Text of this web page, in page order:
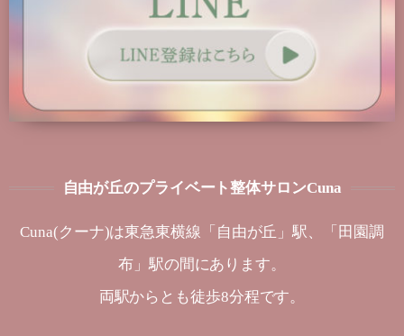
自由が丘のプライベート整体サロンCuna
Cuna(クーナ)は東急東横線「自由が丘」駅、「田園調
布」駅の間にあります。
両駅からとも徒歩8分程です。